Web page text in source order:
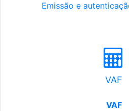
Emissão e
VAF
VAF